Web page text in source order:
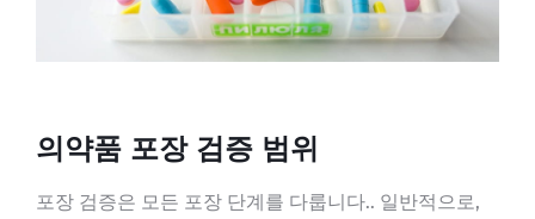
의약품 포장 검증 범위
포장 검증은 모든 포장 단계를 다룹니다.. 일반적으로,